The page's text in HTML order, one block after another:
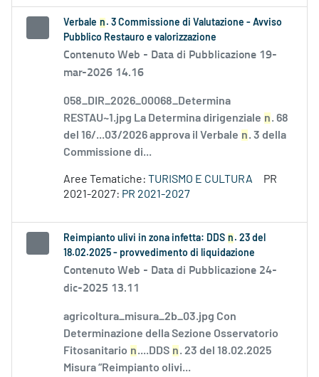
Verbale n . 3 Commissione di Valutazione - Avviso
Pubblico Restauro e valorizzazione
Contenuto Web - Data di Pubblicazione 19-
mar-2026 14.16
058_DIR_2026_00068_Determina
RESTAU~1.jpg La Determina dirigenziale n. 68
del 16/...03/2026 approva il Verbale n. 3 della
Commissione di...
Aree Tematiche: TURISMO E CULTURA
PR
2021-2027: PR 2021-2027
Reimpianto ulivi in zona infetta: DDS n . 23 del
18.02.2025 - provvedimento di liquidazione
Contenuto Web - Data di Pubblicazione 24-
dic-2025 13.11
agricoltura_misura_2b_03.jpg Con
Determinazione della Sezione Osservatorio
Fitosanitario n....DDS n. 23 del 18.02.2025
Misura “Reimpianto olivi...